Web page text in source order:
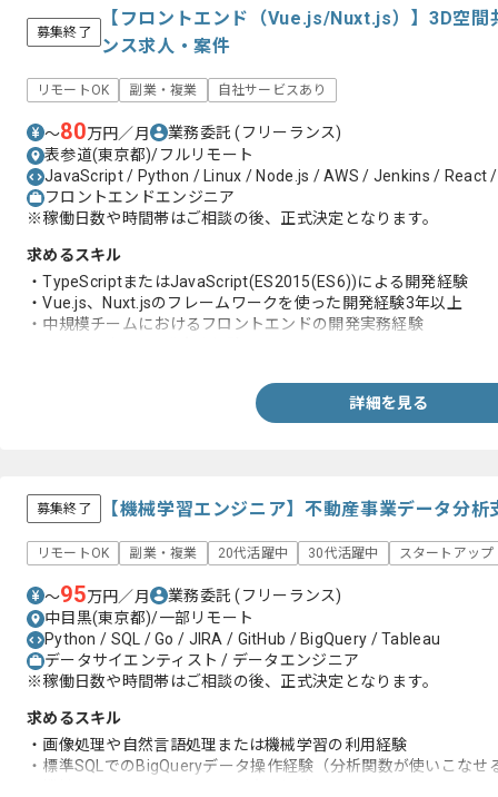
募集終了
【フロントエンド（Vue.js/Nuxt.js）】3D空間
ンス求人・案件
リモートOK 副業・複業 自社サービスあり
〜80万円／月 業務委託(フリーランス)
表参道(東京都)/フルリモート
JavaScript / Python / Linux / Node.js / AWS / Jenkins / React
フロントエンドエンジニア
※稼働日数や時間帯はご相談の後、正式決定となります。
求めるスキル
・TypeScriptまたはJavaScript(ES2015(ES6))による開発経験
・Vue.js、Nuxt.jsのフレームワークを使った開発経験3年以上
・中規模チームにおけるフロントエンドの開発実務経験
詳細を見る
募集終了 【機械学習エンジニア】不動産事業データ分
リモートOK 副業・複業 20代活躍中 30代活躍中 スタートアップ
〜95万円／月 業務委託(フリーランス)
中目黒(東京都)/一部リモート
Python / SQL / Go / JIRA / GitHub / BigQuery / Tableau
データサイエンティスト / データエンジニア
※稼働日数や時間帯はご相談の後、正式決定となります。
求めるスキル
・画像処理や自然言語処理または機械学習の利用経験
・標準SQLでのBigQueryデータ操作経験（分析関数が使いこなせ